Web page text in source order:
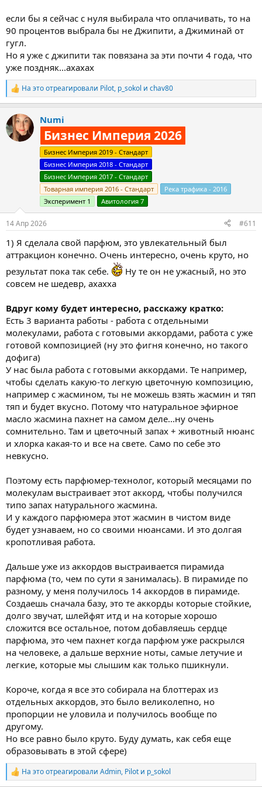
если бы я сейчас с нуля выбирала что оплачивать, то на
90 процентов выбрала бы не Джипити, а Джиминай от
гугл.
Но я уже с джипити так повязана за эти почти 4 года, что
уже поздняк...ахахах
Р
е
к
ц
и
На это отреагировали Pilot, p_sokol и chav80
Numi
Бизнес Империя 2026
Бизнес Империя 2019 - Стандарт
Бизнес Империя 2018 - Стандарт
Бизнес Империя 2017 - Стандарт
Товарная империя 2016 - Стандарт
Река трафика - 2016
Эксперимент 1
Авитология 7
14 Апр 2026 #611
1) Я сделала свой парфюм, это увлекательный был
аттракцион конечно. Очень интересно, очень круто, но
результат пока так себе.
Ну те он не ужасный, но это
совсем не шедевр, ахахха
Вдруг кому будет интересно, расскажу кратко:
Есть 3 варианта работы - работа с отдельными
молекулами, работа с готовыми аккордами, работа с уже
готовой композицией (ну это фигня конечно, но такого
дофига)
У нас была работа с готовыми аккордами. Те например,
чтобы сделать какую-то легкую цветочную композицию,
например с жасмином, ты не можешь взять жасмин и тяп
тяп и будет вкусно. Потому что натуральное эфирное
масло жасмина пахнет на самом деле...ну очень
сомнительно. Там и цветочный запах + животный нюанс
и хлорка какая-то и все на свете. Само по себе это
невкусно.
Поэтому есть парфюмер-технолог, который месяцами по
молекулам выстраивает этот аккорд, чтобы получился
типо запах натурального жасмина.
И у каждого парфюмера этот жасмин в чистом виде
будет узнаваем, но со своими нюансами. И это долгая
кропотливая работа.
Дальше уже из аккордов выстраивается пирамида
парфюма (то, чем по сути я занималась). В пирамиде по
разному, у меня получилось 14 аккордов в пирамиде.
Создаешь сначала базу, это те аккорды которые стойкие,
долго звучат, шлейфят итд и на которые хорошо
сложится все остальное, потом добавляешь сердце
парфюма, это чем пахнет когда парфюм уже раскрылся
на человеке, а дальше верхние ноты, самые летучие и
легкие, которые мы слышим как только пшикнули.
Короче, когда я все это собирала на блоттерах из
отдельных аккордов, это было великолепно, но
пропорции не уловила и получилось вообще по
другому.
Но все равно было круто. Буду думать, как себя еще
образовывать в этой сфере)
Р
е
На это отреагировали Admin, Pilot и p_sokol